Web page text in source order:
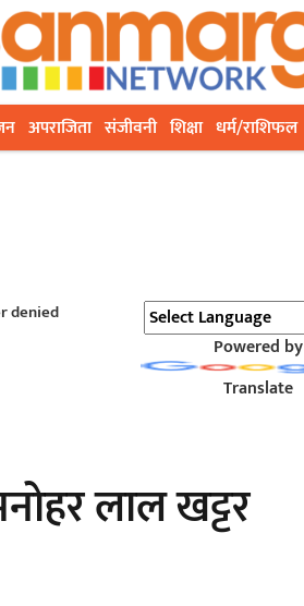
अपराजिता संजीवनी शिक्षा धर्म/राशिफल
denied
Powered by
Translate
लाल खट्टर